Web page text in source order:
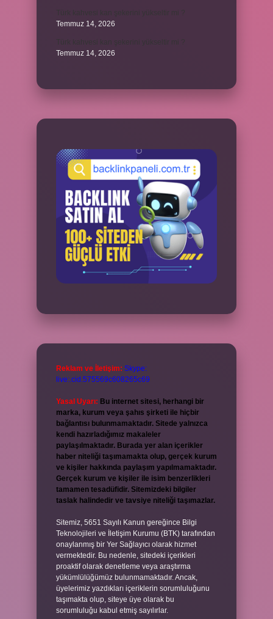
Temmuz 14, 2026
Temmuz 14, 2026
Reklam ve İletişim: Skype:
live:.cid.575569c608265c69
Yasal Uyarı: Bu internet sitesi, herhangi bir
marka, kurum veya şahıs şirketi ile hiçbir
bağlantısı bulunmamaktadır. Sitede yalnızca
kendi hazırladığımız makaleler
paylaşılmaktadır. Burada yer alan içerikler
haber niteliği taşımamakta olup, gerçek kurum
ve kişiler hakkında paylaşım yapılmamaktadır.
Gerçek kurum ve kişiler ile isim benzerlikleri
tamamen tesadüfidir. Sitemizdeki bilgiler
taslak halindedir ve tavsiye niteliği taşımazlar.
Sitemiz, 5651 Sayılı Kanun gereğince Bilgi
Teknolojileri ve İletişim Kurumu (BTK) tarafından
onaylanmış bir Yer Sağlayıcı olarak hizmet
vermektedir. Bu nedenle, sitedeki içerikleri
proaktif olarak denetleme veya araştırma
yükümlülüğümüz bulunmamaktadır. Ancak,
üyelerimiz yazdıkları içeriklerin sorumluluğunu
taşımakta olup, siteye üye olarak bu
sorumluluğu kabul etmiş sayılırlar.